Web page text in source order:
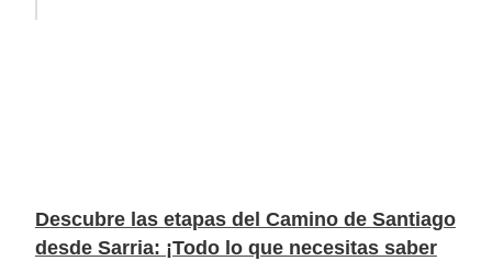
Descubre las etapas del Camino de Santiago
desde Sarria: ¡Todo lo que necesitas saber